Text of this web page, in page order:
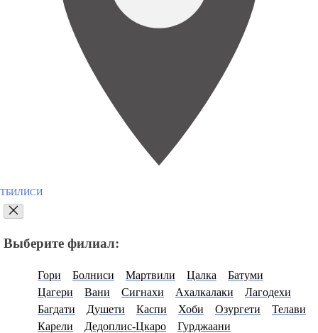
ТБИЛИСИ
Выберите филиал:
Гори Болниси Мартвили Цалка
Батуми
Цагери
Вани Сигнахи Ахалкалаки
Лагодехи
Багдати
Душети Каспи Хоби Озургети
Телави
Карели
Дедоплис-Цкаро Гурджаани